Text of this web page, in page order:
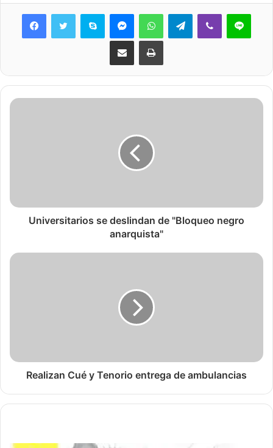
Skype MessengerWhatsAppTelegramViber Line
Share via Email Print
Universitarios se deslindan de "Bloqueo negro
anarquista"
Realizan Cué y Tenorio entrega de ambulancias